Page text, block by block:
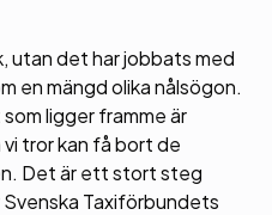
utan det har jobbats med
en mängd olika nålsögon.
ligger framme är
tror kan få bort de
Det är ett stort steg
Taxiförbundets